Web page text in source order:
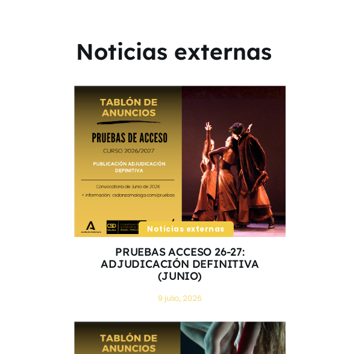
Noticias externas
Noticias externas
PRUEBAS ACCESO 26-27:
ADJUDICACIÓN DEFINITIVA
(JUNIO)
9 julio, 2026